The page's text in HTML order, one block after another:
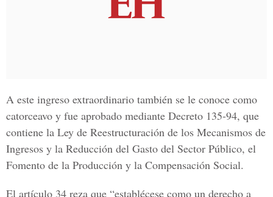
A este ingreso extraordinario también se le conoce como
catorceavo y fue aprobado mediante Decreto 135-94, que
contiene la Ley de Reestructuración de los Mecanismos de
Ingresos y la Reducción del Gasto del Sector Público, el
Fomento de la Producción y la Compensación Social.
El artículo 34 reza que “establécese como un derecho a